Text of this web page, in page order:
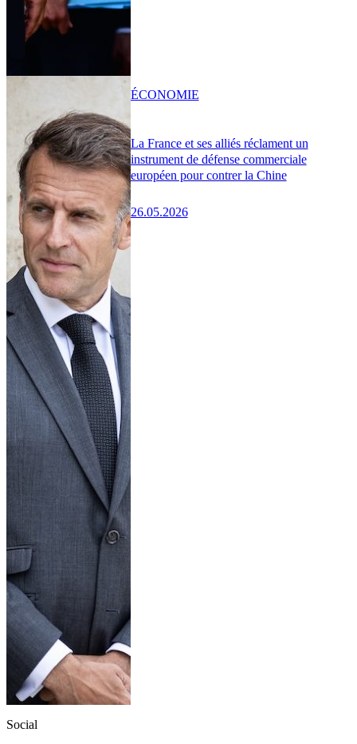
La France et ses alliés réclament un
instrument de défense commerciale
européen pour contrer la Chine
26.05.2026
ÉCONOMIE
Social